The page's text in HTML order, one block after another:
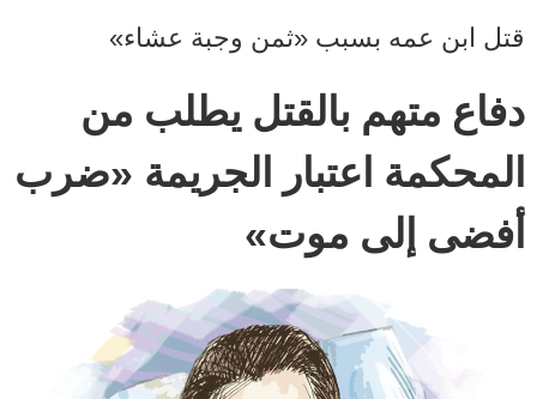
قتل ابن عمه بسبب «ثمن وجبة عشاء»
دفاع متهم بالقتل يطلب من
المحكمة اعتبار الجريمة «ضرب
أفضى إلى موت»